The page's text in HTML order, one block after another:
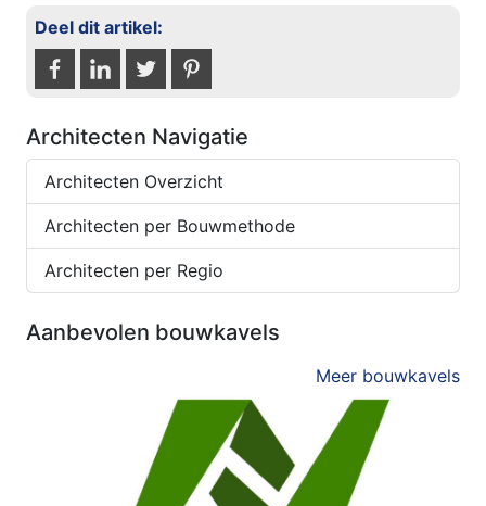
Deel dit artikel:
Architecten Navigatie
Architecten Overzicht
Architecten per Bouwmethode
Architecten per Regio
Aanbevolen bouwkavels
Meer bouwkavels